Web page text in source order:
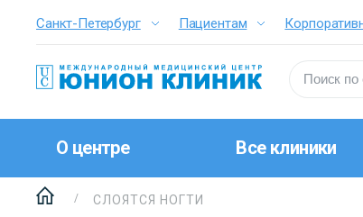
Санкт-Петербург Пациентам
О центре Все клиники
СЛОЯТСЯ НОГТИ